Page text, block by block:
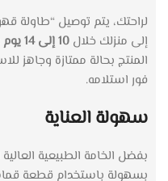
إلى منزلك خلال 10 إلى 14 يوم عمل
المنتج بحالة ممتازة وجاهز
فور استلامه.
سهولة العناية
بفضل الخامة الطبيعية
بسهولة باستخدام قطعة قماش